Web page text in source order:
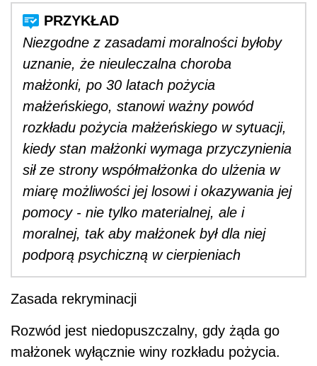
Niezgodne z zasadami moralności byłoby
uznanie, że nieuleczalna choroba
małżonki, po 30 latach pożycia
małżeńskiego, stanowi ważny powód
rozkładu pożycia małżeńskiego w sytuacji,
kiedy stan małżonki wymaga przyczynienia
sił ze strony współmałżonka do ulżenia w
miarę możliwości jej losowi i okazywania jej
pomocy - nie tylko materialnej, ale i
moralnej, tak aby małżonek był dla niej
podporą psychiczną w cierpieniach
Zasada rekryminacji
Rozwód jest niedopuszczalny, gdy żąda go
małżonek wyłącznie winy rozkładu pożycia.